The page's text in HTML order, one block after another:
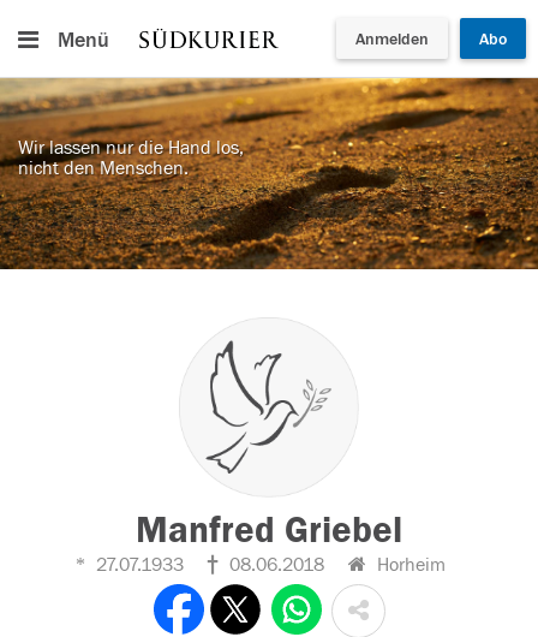
Menü Anmelden Abo
Wir lassen nur die Hand los,
nicht den Menschen.
Manfred Griebel
27.07.1933 08.06.2018 Horheim